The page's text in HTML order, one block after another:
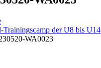
Trainingscamp der U8 bis U14
WA0023